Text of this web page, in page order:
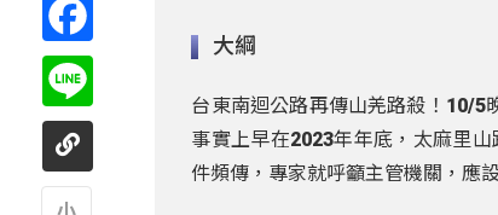
大綱
台東南迴公路再傳山羌路殺！10/5
事實上早在2023年年底，太麻里
件頻傳，專家就呼籲主管機關，應